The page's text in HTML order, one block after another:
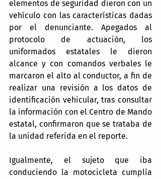
elementos de seguridad dieron con un
vehículo con las características dadas
por el denunciante. Apegados al
protocolo de actuación, los
uniformados estatales le dieron
alcance y con comandos verbales le
marcaron el alto al conductor, a fin de
realizar una revisión a los datos de
identificación vehicular, tras consultar
la información con el Centro de Mando
estatal, confirmaron que se trataba de
la unidad referida en el reporte.
Igualmente, el sujeto que iba
conduciendo la motocicleta cumplía